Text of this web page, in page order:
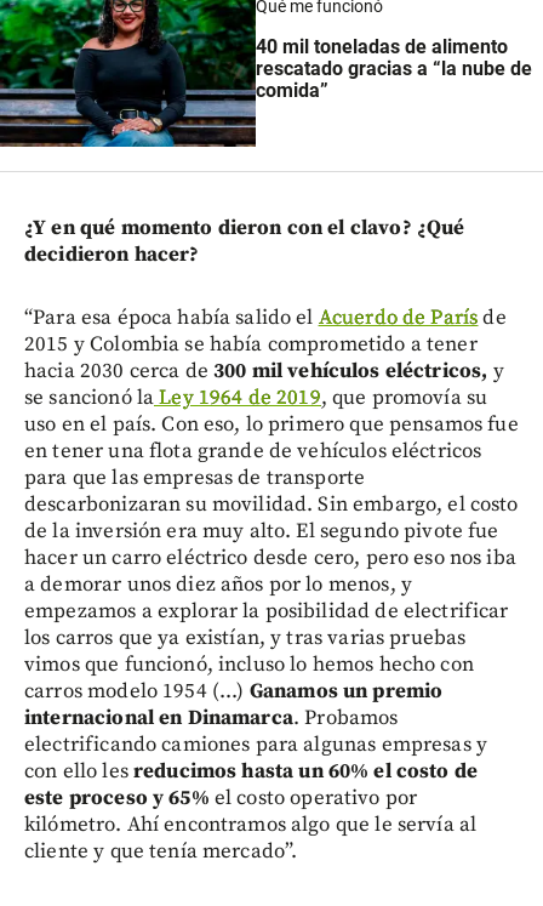
Qué me funcionó
40 mil toneladas de alimento
rescatado gracias a “la nube de
comida”
¿Y en qué momento dieron con el clavo? ¿Qué
decidieron hacer?
“Para esa época había salido el Acuerdo de Parísde
2015 y Colombia se había comprometido a tener
hacia 2030 cerca de 300 mil vehículos eléctricos, y
se sancionó laLey 1964 de 2019, que promovía su
uso en el país. Con eso, lo primero que pensamos fue
en tener una flota grande de vehículos eléctricos
para que las empresas de transporte
descarbonizaran su movilidad. Sin embargo, el costo
de la inversión era muy alto. El segundo pivote fue
hacer un carro eléctrico desde cero, pero eso nos iba
a demorar unos diez años por lo menos, y
empezamos a explorar la posibilidad de electrificar
los carros que ya existían, y tras varias pruebas
vimos que funcionó, incluso lo hemos hecho con
carros modelo 1954 (...) Ganamos un premio
internacional en Dinamarca. Probamos
electrificando camiones para algunas empresas y
con ello lesreducimos hasta un 60% el costo de
este proceso y 65% el costo operativo por
kilómetro. Ahí encontramos algo que le servía al
cliente y que tenía mercado”.